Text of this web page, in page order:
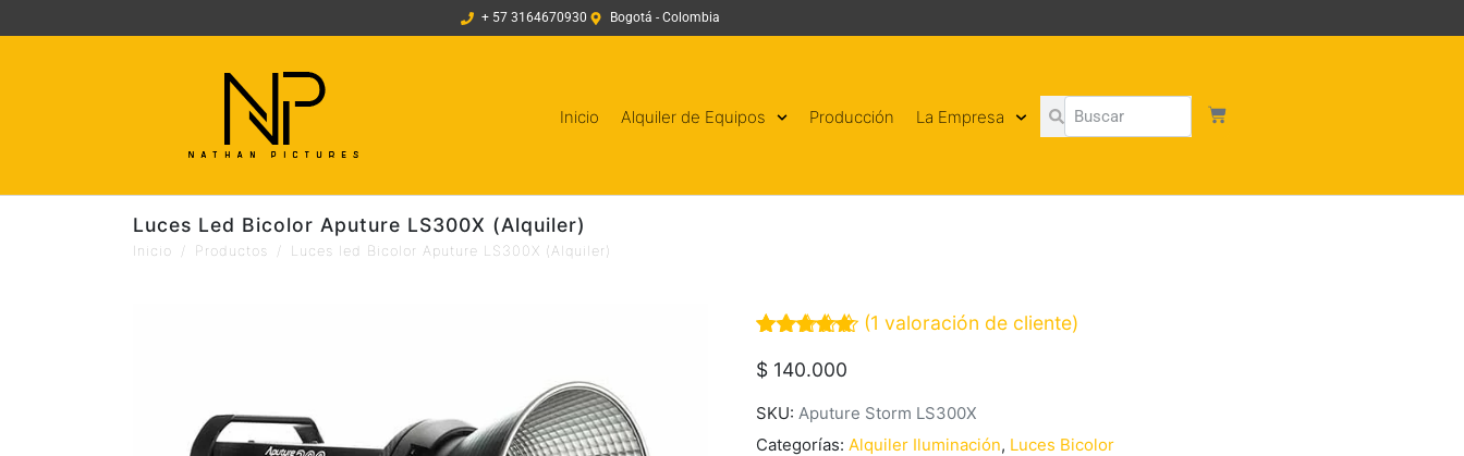
+ 57 3164670930 Bogotá - Colombia
Inicio Alquiler de Equipos Producción La Empresa
Luces Led Bicolor Aputure LS300X (Alquiler)
Inicio Productos Luces led Bicolor Aputure LS300X (Alquiler)
con5.00de
avaloración
de un
cliente
(1 valoración de cliente)
$ 140.000
SKU: Aputure Storm LS300X
Categorías: Alquiler Iluminación, Luces Bicolor